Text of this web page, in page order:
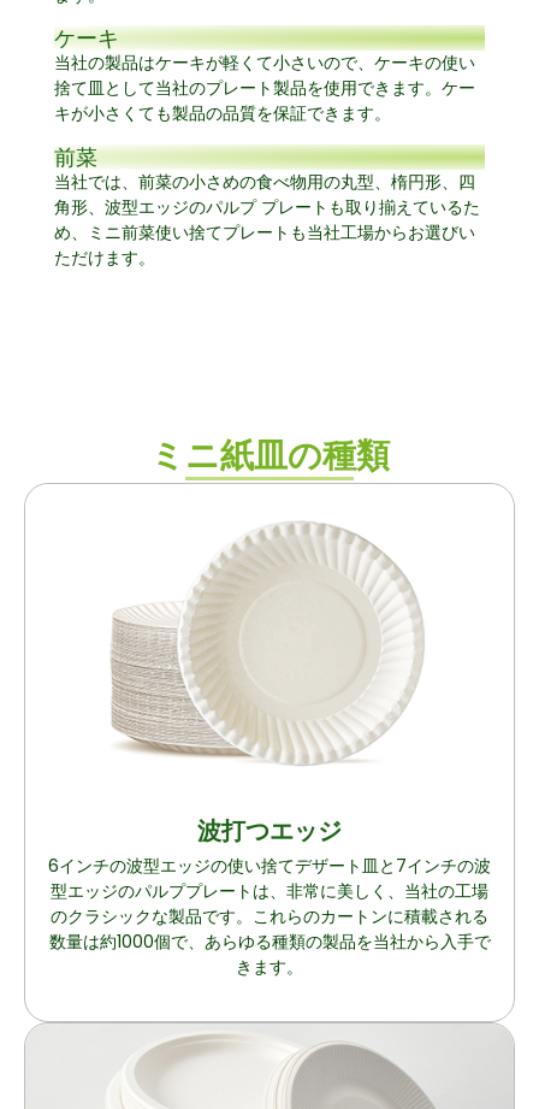
ケーキ
当社の製品はケーキが軽くて小さいので、ケーキの使い
捨て皿として当社のプレート製品を使用できます。ケー
キが小さくても製品の品質を保証できます。
前菜
当社では、前菜の小さめの食べ物用の丸型、楕円形、四
角形、波型エッジのパルプ プレートも取り揃えているた
め、ミニ前菜使い捨てプレートも当社工場からお選びい
ただけます。
ミニ紙皿の種類
波打つエッジ
6インチの波型エッジの使い捨てデザート皿と7インチの波
型エッジのパルププレートは、非常に美しく、当社の工場
のクラシックな製品です。これらのカートンに積載される
数量は約1000個で、あらゆる種類の製品を当社から入手で
きます。